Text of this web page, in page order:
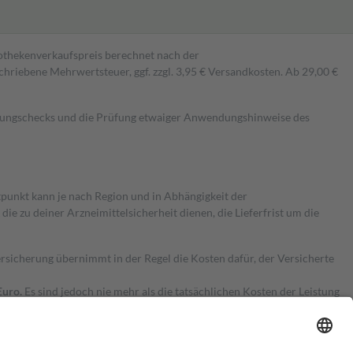
berechnet nach der
Mehrwertsteuer, ggf. zzgl. 3,95 € Versandkosten. Ab 29,00 €
und die Prüfung etwaiger Anwendungshinweise des
kann je nach Region und in Abhängigkeit der
zu deiner Arzneimittelsicherheit dienen, die Lieferfrist um die
übernimmt in der Regel die Kosten dafür, der Versicherte
Es sind jedoch nie mehr als die tatsächlichen Kosten der Leistung